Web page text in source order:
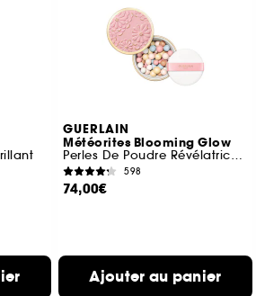
GUERLAIN
Météorites Blooming Glow
Perles De Poudre Révélatrices De Lumière
598
74,00€
Ajouter au panier